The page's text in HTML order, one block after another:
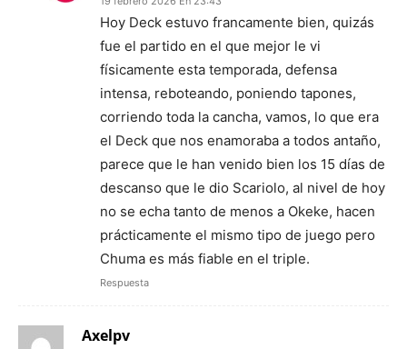
Hoy Deck estuvo francamente bien, quizás
fue el partido en el que mejor le vi
físicamente esta temporada, defensa
intensa, reboteando, poniendo tapones,
corriendo toda la cancha, vamos, lo que era
el Deck que nos enamoraba a todos antaño,
parece que le han venido bien los 15 días de
descanso que le dio Scariolo, al nivel de hoy
no se echa tanto de menos a Okeke, hacen
prácticamente el mismo tipo de juego pero
Chuma es más fiable en el triple.
Respuesta
Axelpv